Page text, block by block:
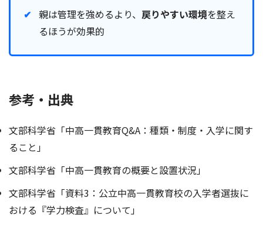
親は管理を強めるより、 戻りやすい環境を整え
るほうが効果的
参考・出典
文部科学省「中高一貫教育Q&A：種類・制度・入学に関す
ること」
文部科学省「中高一貫教育の概要と設置状況」
文部科学省「資料3：公立中高一貫教育校の入学者選抜に
おける『学力検査』について」